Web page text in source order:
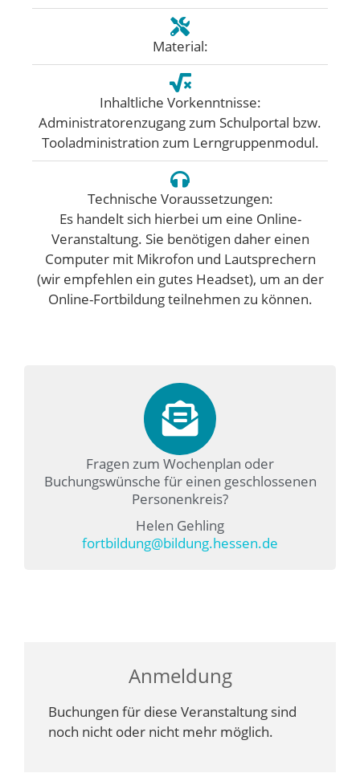
Material:
Inhaltliche Vorkenntnisse:
Administratorenzugang zum Schulportal bzw.
Tooladministration zum Lerngruppenmodul.
Technische Voraussetzungen:
Es handelt sich hierbei um eine Online-
Veranstaltung. Sie benötigen daher einen
Computer mit Mikrofon und Lautsprechern
(wir empfehlen ein gutes Headset), um an der
Online-Fortbildung teilnehmen zu können.
Fragen zum Wochenplan oder
Buchungswünsche für einen geschlossenen
Personenkreis?
Helen Gehling
fortbildung@bildung.hessen.de
Anmeldung
Buchungen für diese Veranstaltung sind
noch nicht oder nicht mehr möglich.